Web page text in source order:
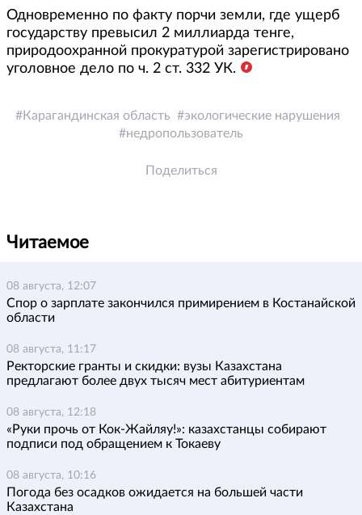
Одновременно по факту порчи земли, где ущерб
государству превысил 2 миллиарда тенге,
природоохранной прокуратурой зарегистрировано
уголовное дело по ч. 2 ст. 332 УК.
Карагандинская область
экологические нарушения
недропользователь
Поделиться
Читаемое
08 августа, 12:07
Спор о зарплате закончился примирением в Костанайской
области
08 августа, 11:17
Ректорские гранты и скидки: вузы Казахстана
предлагают более двух тысяч мест абитуриентам
08 августа, 12:18
«Руки прочь от Кок-Жайляу!»: казахстанцы собирают
подписи под обращением к Токаеву
08 августа, 10:16
Погода без осадков ожидается на большей части
Казахстана